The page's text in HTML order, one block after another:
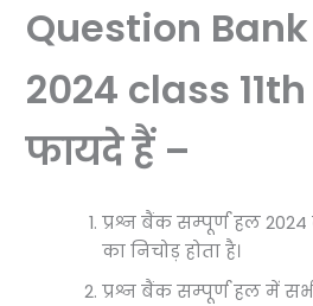
Question
2024 class
फायदे हैं –
प्रश्न बैंक सम्पूर्ण हल 2024
का निचोड़ होता है।
प्रश्न बैंक सम्पूर्ण हल में सभी